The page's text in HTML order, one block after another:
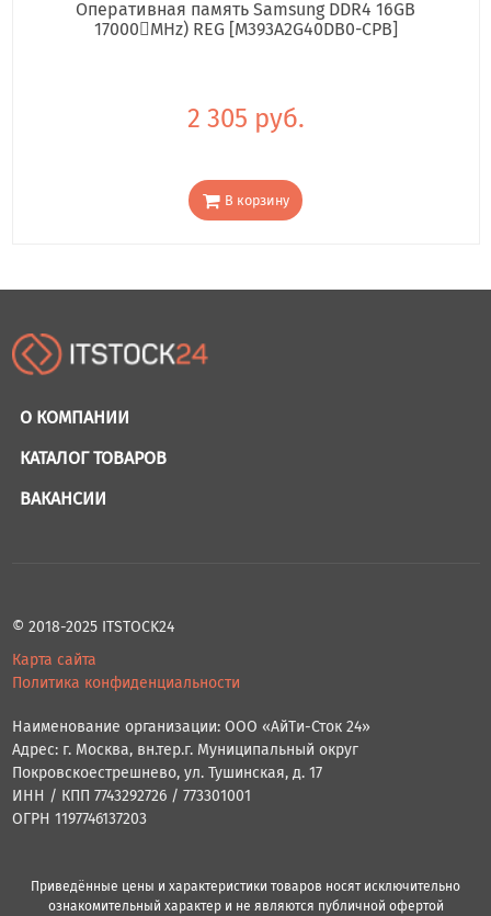
Оперативная память Samsung DDR4 16GB
17000񢋕MHz) REG [M393A2G40DB0-CPB]
2 305 руб.
В корзину
О КОМПАНИИ
КАТАЛОГ ТОВАРОВ
ВАКАНСИИ
© 2018-2025 ITSTOCK24
Карта сайта
Политика конфиденциальности
Наименование организации: ООО «АйТи-Сток 24»
Адрес: г. Москва, вн.тер.г. Муниципальный округ
Покровскоестрешнево, ул. Тушинская, д. 17
ИНН / КПП 7743292726 / 773301001
ОГРН 1197746137203
Приведённые цены и характеристики товаров носят исключительно
ознакомительный характер и не являются публичной офертой